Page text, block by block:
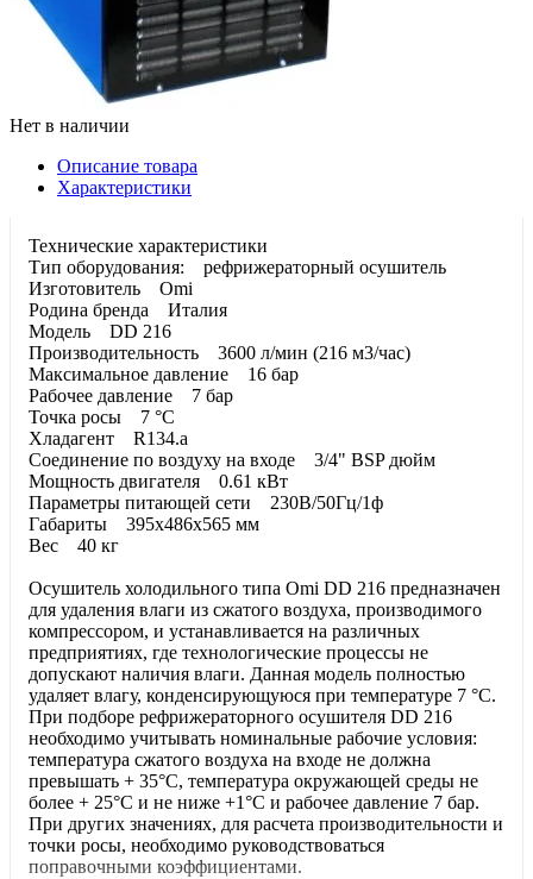
Нет в наличии
Описание товара
Характеристики
Технические характеристики
Тип оборудования: рефрижераторный осушитель
Изготовитель Omi
Родина бренда Италия
Модель DD 216
Производительность 3600 л/мин (216 м3/час)
Максимальное давление 16 бар
Рабочее давление 7 бар
Точка росы 7 °C
Хладагент R134.a
Соединение по воздуху на входе 3/4" BSP дюйм
Мощность двигателя 0.61 кВт
Параметры питающей сети 230В/50Гц/1ф
Габариты 395х486х565 мм
Вес 40 кг
Осушитель холодильного типа Omi DD 216 предназначен
для удаления влаги из сжатого воздуха, производимого
компрессором, и устанавливается на различных
предприятиях, где технологические процессы не
допускают наличия влаги. Данная модель полностью
удаляет влагу, конденсирующуюся при температуре 7 °С.
При подборе рефрижераторного осушителя DD 216
необходимо учитывать номинальные рабочие условия:
температура сжатого воздуха на входе не должна
превышать + 35°С, температура окружающей среды не
более + 25°С и не ниже +1°С и рабочее давление 7 бар.
При других значениях, для расчета производительности и
точки росы, необходимо руководствоваться
поправочными коэффициентами.